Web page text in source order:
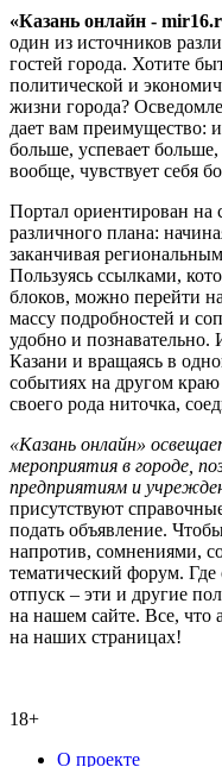
«Казань онлайн -
один из источников
гостей города. Хотите
политической и
жизни города?
дает вам преимущество:
больше, успевает
вообще, чувствует себя
Портал ориентирован на
различного плана:
заканчивая
Пользуясь ссылками,
блоков, можно перейти
массу подробностей и
удобно и
Казани и вращаясь в
событиях на другом
своего рода ниточка,
«Казань онлайн»
мероприятия в городе,
предприятиям и
присутствуют
подать объявление.
напротив, сомнениями,
тематический форум. Где
отпуск – эти и другие
на нашем сайте. Все, что
на наших страницах!
18+
О проекте